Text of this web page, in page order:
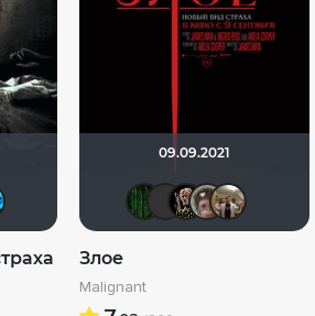
LouisDeFunes
karmen1973
DarkAngel
09.09.2021
Matrix
Злое
Malignant